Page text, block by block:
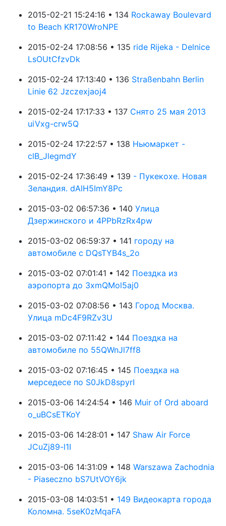
2015-02-21 15:24:16 • 134 Rockaway Boulevard
to Beach KR170WroNPE
2015-02-24 17:08:56 • 135 ride Rijeka - Delnice
LsOUtCfzvDk
2015-02-24 17:13:40 • 136 Straßenbahn Berlin
Linie 62 Jzczexjaoj4
2015-02-24 17:17:33 • 137 Снято 25 мая 2013
uiVxg-crw5Q
2015-02-24 17:22:57 • 138 Ньюмаркет -
clB_JlegmdY
2015-02-24 17:36:49 • 139 - Пукекохе. Новая
Зеландия. dAlH5ImY8Pc
2015-03-02 06:57:36 • 140 Улица
Дзержинского и 4PPbRzRx4pw
2015-03-02 06:59:37 • 141 городу на
автомобиле с DQsTYB4s_2o
2015-03-02 07:01:41 • 142 Поездка из
аэропорта до 3xmQMol5aj0
2015-03-02 07:08:56 • 143 Город Москва.
Улица mDc4F9RZv3U
2015-03-02 07:11:42 • 144 Поездка на
автомобиле по 55QWnJl7ff8
2015-03-02 07:16:45 • 145 Поездка на
мерседесе по S0JkD8spyrI
2015-03-06 14:24:54 • 146 Muir of Ord aboard
o_uBCsETKoY
2015-03-06 14:28:01 • 147 Shaw Air Force
JCuZj89-l1I
2015-03-06 14:31:09 • 148 Warszawa Zachodnia
- Piaseczno bS7UtVOY6jk
2015-03-08 14:03:51 • 149 Видеокарта города
Коломна. 5seK0zMqaFA